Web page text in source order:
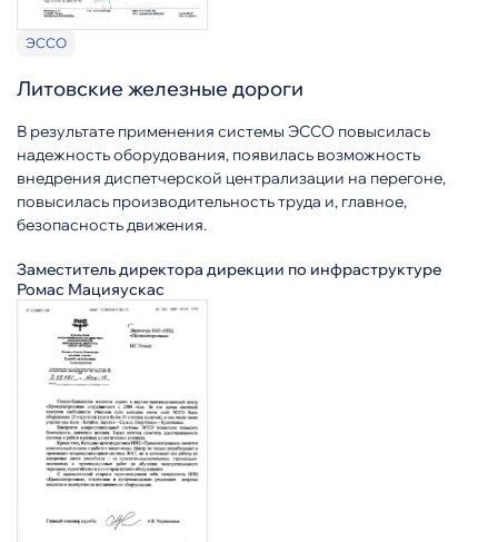
ЭССО
Литовские железные дороги
В результате применения системы ЭССО повысилась
надежность оборудования, появилась возможность
внедрения диспетчерской централизации на перегоне,
повысилась производительность труда и, главное,
безопасность движения.
Заместитель директора дирекции по инфраструктуре
Ромас Мацияускас